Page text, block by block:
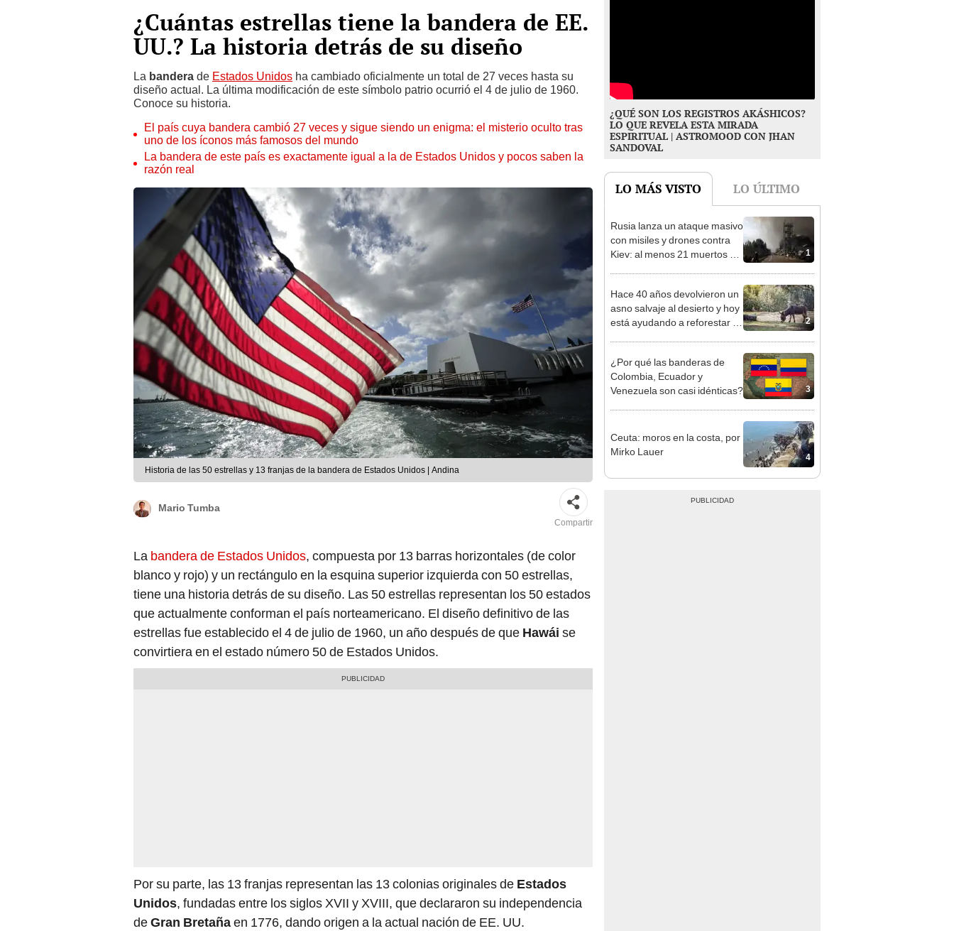
¿Cuántas estrellas tiene la bandera de EE.
UU.? La historia detrás de su diseño
La bandera de Estados Unidos ha cambiado oficialmente un total de 27 veces hasta su
diseño actual. La última modificación de este símbolo patrio ocurrió el 4 de julio de 1960.
Conoce su historia.
El país cuya bandera cambió 27 veces y sigue siendo un enigma: el misterio oculto tras
uno de los íconos más famosos del mundo
La bandera de este país es exactamente igual a la de Estados Unidos y pocos saben la
razón real
Historia de las 50 estrellas y 13 franjas de la bandera de Estados Unidos | Andina
Mario Tumba
Compartir
La bandera de Estados Unidos, compuesta por 13 barras horizontales (de color
blanco y rojo) y un rectángulo en la esquina superior izquierda con 50 estrellas,
tiene una historia detrás de su diseño. Las 50 estrellas representan los 50 estados
que actualmente conforman el país norteamericano. El diseño definitivo de las
estrellas fue establecido el 4 de julio de 1960, un año después de que Hawái se
convirtiera en el estado número 50 de Estados Unidos.
Por su parte, las 13 franjas representan las 13 colonias originales de Estados
Unidos, fundadas entre los siglos XVII y XVIII, que declararon su independencia
deGran Bretañaen 1776, dando origen a la actual nación de EE. UU.
¿QUÉ SON LOS REGISTROS AKÁSHICOS?
LO QUE REVELA ESTA MIRADA
ESPIRITUAL | ASTROMOOD CON JHAN
SANDOVAL
LO MÁS VISTO LO ÚLTIMO
1
Rusia lanza un ataque masivo
con misiles y drones contra
Kiev: al menos 21 muertos y
2
Hace 40 años devolvieron un
asno salvaje al desierto y hoy
está ayudando a reforestar el
3
¿Por qué las banderas de
Colombia, Ecuador y
Venezuela son casi idénticas?
4
Ceuta: moros en la costa, por
Mirko Lauer